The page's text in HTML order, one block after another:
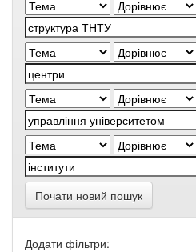
Почати новий пошук
Додати фільтри: